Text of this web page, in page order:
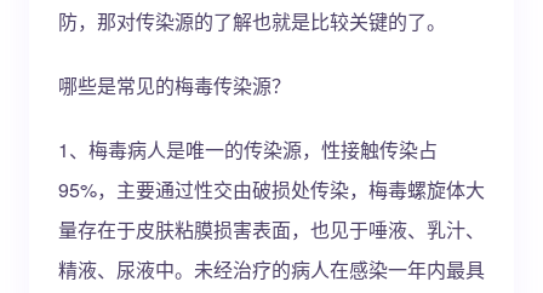
防，那对传染源的了解也就是比较关键的了。
哪些是常见的梅毒传染源？
1、梅毒病人是唯一的传染源，性接触传染占
95%，主要通过性交由破损处传染，梅毒螺旋体大
量存在于皮肤粘膜损害表面，也见于唾液、乳汁、
精液、尿液中。未经治疗的病人在感染一年内最具